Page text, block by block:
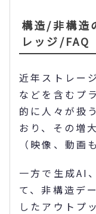
構造/非構造
レッジ/FAQ
近年ストレー
などを含むプ
的に人々が扱
おり、その増
（映像、動画
一方で生成AI
て、非構造デ
したアウトプ